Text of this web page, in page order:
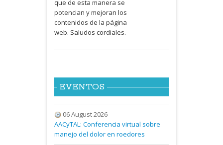
que de esta manera se
potencian y mejoran los
contenidos de la página
web. Saludos cordiales.
EVENTOS
06 August 2026
AACyTAL: Conferencia virtual sobre
manejo del dolor en roedores